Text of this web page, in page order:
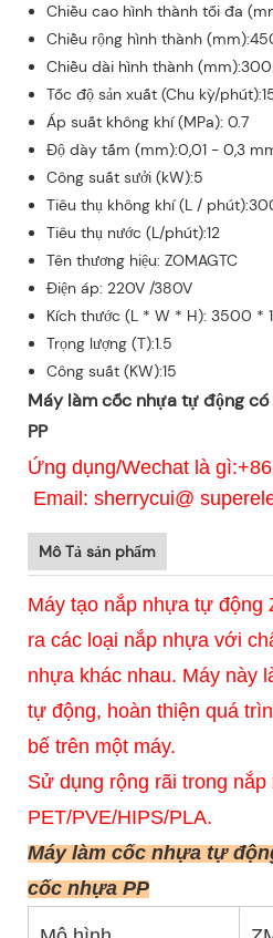
Chiều cao hình thành tối đa
Chiều rộng hình thành
Chiều dài hình thành (mm):300
Tốc độ sản xuất (Chu kỳ/
Áp suất không khí (MPa): 0.7
Độ dày tấm (mm):0,01 - 0,3
Công suất sưởi (kW):5
Tiêu thụ không khí (L /
Tiêu thụ nước (L/phút):12
Tên thương hiệu: ZOMAGTC
Điện áp: 220V /380V
Kích thước (L * W * H): 3500 *
Trọng lượng (T):1.5
Công suất (KW):15
Máy làm cốc nhựa tự động
PP
Ứng dụng/Wechat là
Email: sherrycui@
Mô Tả sản phẩm
Máy tạo nắp nhựa tự động
ra các loại nắp nhựa với
nhựa khác nhau. Máy này
tự động, hoàn thiện quá
bế trên một máy.
Sử dụng rộng rãi trong nắp
PET/PVE/HIPS/PLA.
Máy làm cốc nhựa tự
cốc nhựa PP